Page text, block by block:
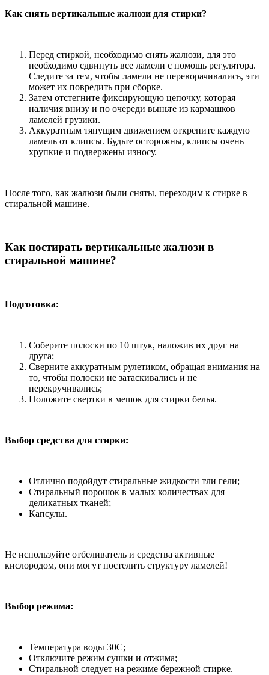
Как снять вертикальные жалюзи для стирки?
Перед стиркой, необходимо снять жалюзи, для это
необходимо сдвинуть все ламели с помощь регулятора.
Следите за тем, чтобы ламели не переворачивались, эти
может их повредить при сборке.
Затем отстегните фиксирующую цепочку, которая
наличия внизу и по очереди выньте из кармашков
ламелей грузики.
Аккуратным тянущим движением открепите каждую
ламель от клипсы. Будьте осторожны, клипсы очень
хрупкие и подвержены износу.
После того, как жалюзи были сняты, переходим к стирке в
стиральной машине.
Как постирать вертикальные жалюзи в
стиральной машине?
Подготовка:
Соберите полоски по 10 штук, наложив их друг на
друга;
Сверните аккуратным рулетиком, обращая внимания на
то, чтобы полоски не затаскивались и не
перекручивались;
Положите свертки в мешок для стирки белья.
Выбор средства для стирки:
Отлично подойдут стиральные жидкости тли гели;
Стиральный порошок в малых количествах для
деликатных тканей;
Капсулы.
Не используйте отбеливатель и средства активные
кислородом, они могут постелить структуру ламелей!
Выбор режима:
Температура воды 30С;
Отключите режим сушки и отжима;
Стиральной следует на режиме бережной стирке.